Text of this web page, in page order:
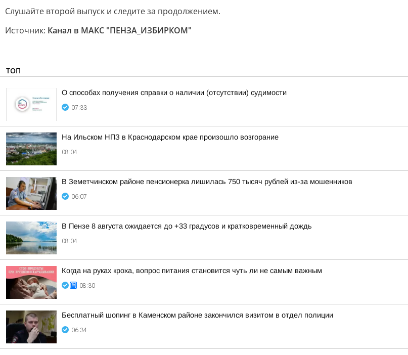
Слушайте второй выпуск и следите за продолжением.
Источник: Канал в МАКС "ПЕНЗА_ИЗБИРКОМ"
ТОП
О способах получения справки о наличии (отсутствии) судимости
07:33
На Ильском НПЗ в Краснодарском крае произошло возгорание
08:04
В Земетчинском районе пенсионерка лишилась 750 тысяч рублей из-за мошенников
06:07
В Пензе 8 августа ожидается до +33 градусов и кратковременный дождь
08:04
Когда на руках кроха, вопрос питания становится чуть ли не самым важным
08:30
Бесплатный шопинг в Каменском районе закончился визитом в отдел полиции
06:34